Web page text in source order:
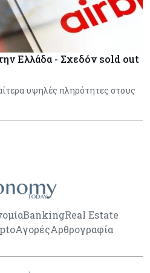
Ελλάδα - Σχεδόν sold out
υψηλές πληρότητες στους
BankingReal Estate
ΑγορέςΑρθρογραφία